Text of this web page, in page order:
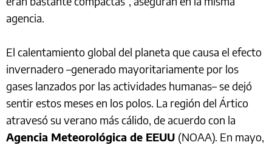
agencia.
El calentamiento global del planeta que causa el efecto
invernadero –generado mayoritariamente por los
gases lanzados por las actividades humanas– se dejó
sentir estos meses en los polos. La región del Ártico
atravesó su verano más cálido, de acuerdo con la
Agencia Meteorológica de EEUU (NOAA). En mayo,